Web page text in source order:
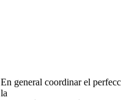
En general coordinar el
la